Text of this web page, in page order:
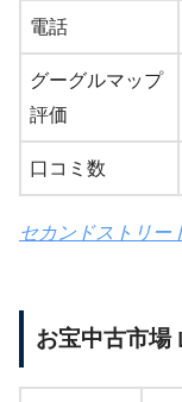
電話
グーグルマップ
評価
口コミ数
セカンドストリー
お宝中古市場